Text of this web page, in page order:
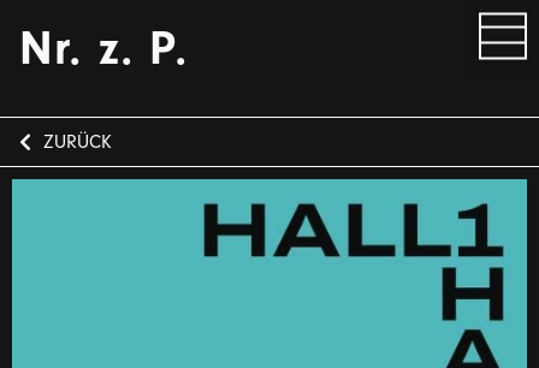
Nr. z. P.
ZURÜCK